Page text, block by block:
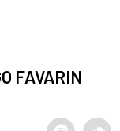
FAVARIN